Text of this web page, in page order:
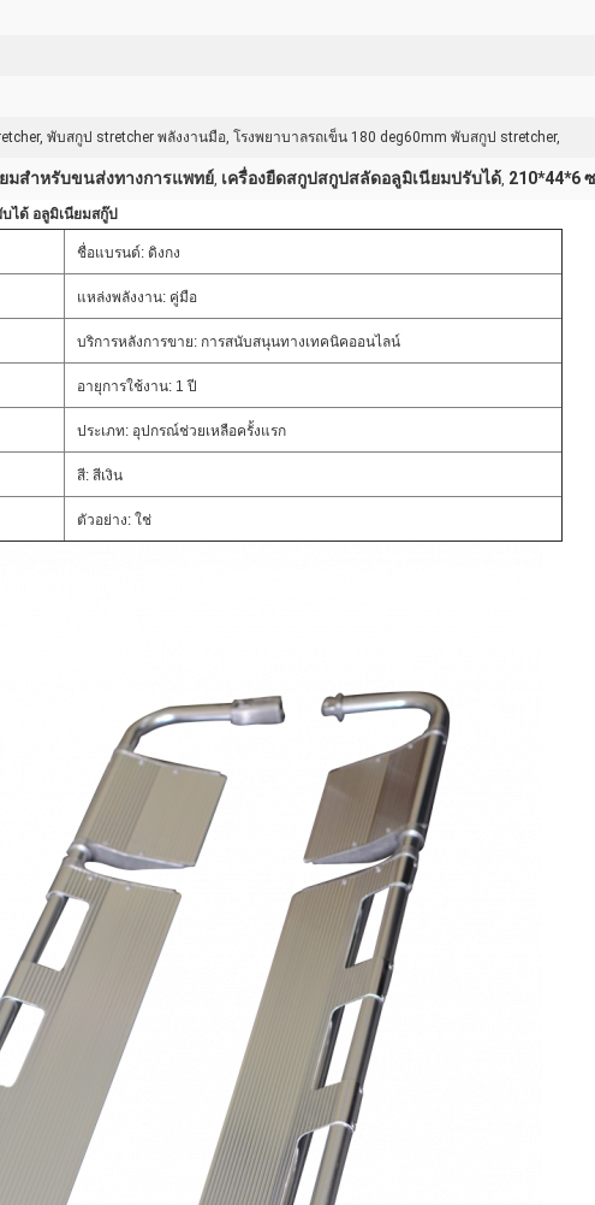
พับสกูป stretcher พลังงานมือ, โรงพยาบาลรถเข็น 180 deg60mm พับสกูป stretcher,
ยมสําหรับขนส่งทางการแพทย์, เครื่องยืดสกูปสกูปสลัดอลูมิเนียมปรับได้, 210*44*6
ได้ อลูมิเนียมสกู๊ป
ชื่อแบรนด์: ดิงกง
แหล่งพลังงาน: คู่มือ
บริการหลังการขาย: การสนับสนุนทางเทคนิคออนไลน์
อายุการใช้งาน: 1 ปี
ประเภท: อุปกรณ์ช่วยเหลือครั้งแรก
สี: สีเงิน
ตัวอย่าง: ใช่